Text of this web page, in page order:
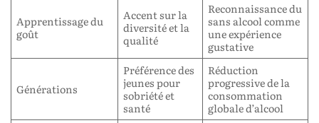
Apprentissage du
goût
Accent sur la
diversité et la
qualité
Reconnaissance du
sans alcool comme
une expérience
gustative
Générations
Préférence des
jeunes pour
sobriété et
santé
Réduction
progressive de la
consommation
globale d’alcool